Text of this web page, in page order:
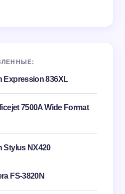
Expression 836XL
7500A Wide Format
Stylus NX420
FS-3820N